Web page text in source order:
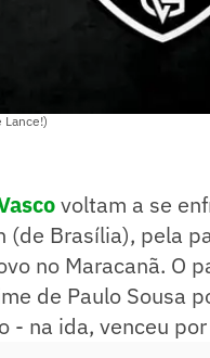
Lance!)
voltam a se
(de Brasília), pela
no Maracanã. O
de Paulo Sousa
- na ida, venceu